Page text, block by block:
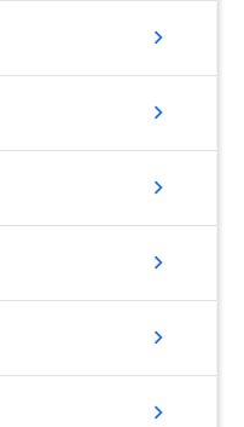
chevron_right
chevron_right
chevron_right
chevron_right
chevron_right
chevron_right